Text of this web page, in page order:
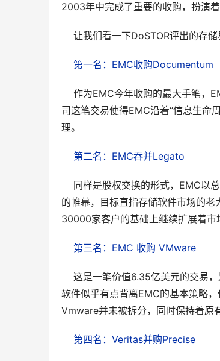
2003年中完成了重要的收购，扮演
让我们看一下DoSTOR评出的存储
第一名：EMC收购Documentum
作为EMC今年收购的最大手笔，
司这笔交易使得EMC沿着“信息生命
理。
第二名：EMC吞并Legato
同样是股权交换的形式，EMC以
的帷幕，目标直指存储软件市场的
30000家客户的基础上继续扩展着市
第三名：EMC 收购 VMware
这是一笔价值6.35亿美元的交易，
软件似乎有点背离EMC的基本策略
Vmware并未被拆分，同时保持着原
第四名：Veritas并购Precise